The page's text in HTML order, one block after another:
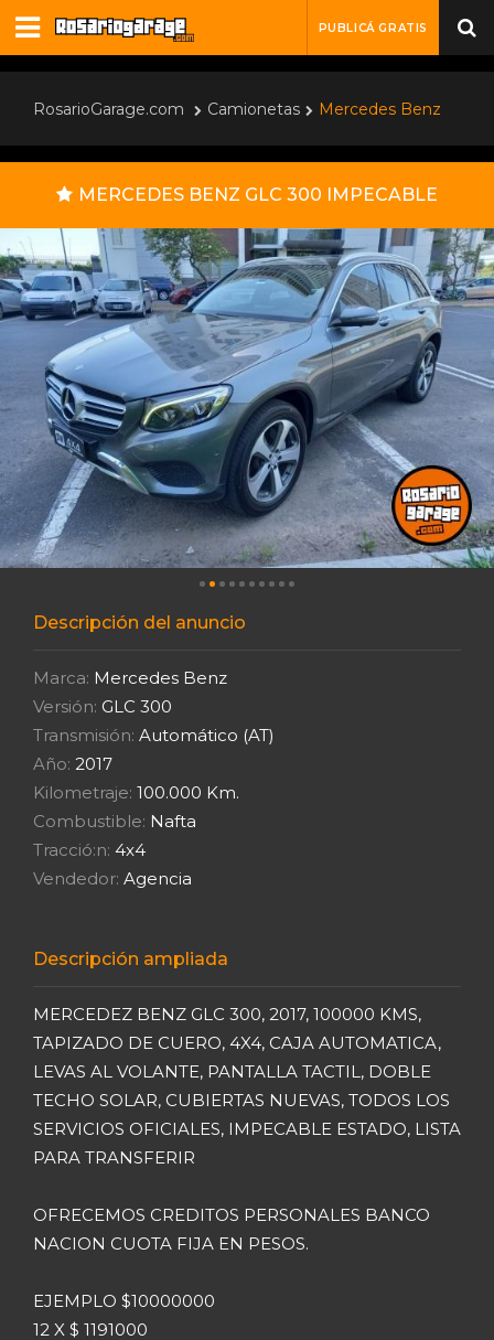
PUBLICÁ GRATIS
RosarioGarage.com Camionetas Mercedes Benz
MERCEDES BENZ GLC 300 IMPECABLE
Descripción del anuncio
Marca: Mercedes Benz
Versión: GLC 300
Transmisión: Automático (AT)
Año: 2017
Kilometraje: 100.000 Km.
Combustible: Nafta
Tracció:n: 4x4
Vendedor: Agencia
Descripción ampliada
MERCEDEZ BENZ GLC 300, 2017, 100000 KMS,
TAPIZADO DE CUERO, 4X4, CAJA AUTOMATICA,
LEVAS AL VOLANTE, PANTALLA TACTIL, DOBLE
TECHO SOLAR, CUBIERTAS NUEVAS, TODOS LOS
SERVICIOS OFICIALES, IMPECABLE ESTADO, LISTA
PARA TRANSFERIR
OFRECEMOS CREDITOS PERSONALES BANCO
NACION CUOTA FIJA EN PESOS.
EJEMPLO $10000000
12 X $ 1191000